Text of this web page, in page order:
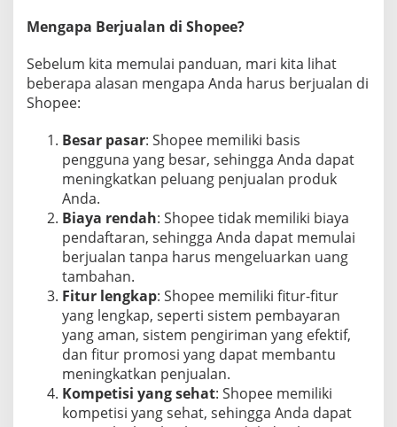
p
n
t
u
e
m
u
l
Mengapa Berjualan di Shopee?
Sebelum kita memulai panduan, mari kita lihat
beberapa alasan mengapa Anda harus berjualan di
Shopee:
Besar pasar: Shopee memiliki basis
pengguna yang besar, sehingga Anda dapat
meningkatkan peluang penjualan produk
Anda.
Biaya rendah: Shopee tidak memiliki biaya
pendaftaran, sehingga Anda dapat memulai
berjualan tanpa harus mengeluarkan uang
tambahan.
Fitur lengkap: Shopee memiliki fitur-fitur
yang lengkap, seperti sistem pembayaran
yang aman, sistem pengiriman yang efektif,
dan fitur promosi yang dapat membantu
meningkatkan penjualan.
Kompetisi yang sehat: Shopee memiliki
kompetisi yang sehat, sehingga Anda dapat